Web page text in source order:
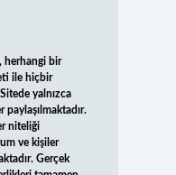
herhangi bir
ile hiçbir
yalnızca
paylaşılmaktadır.
niteliği
ve kişiler
Gerçek